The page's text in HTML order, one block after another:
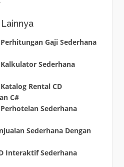
Gaji Sederhana
Sederhana
Rental CD
C#
Sederhana
Sederhana Dengan
Interaktif Sederhana